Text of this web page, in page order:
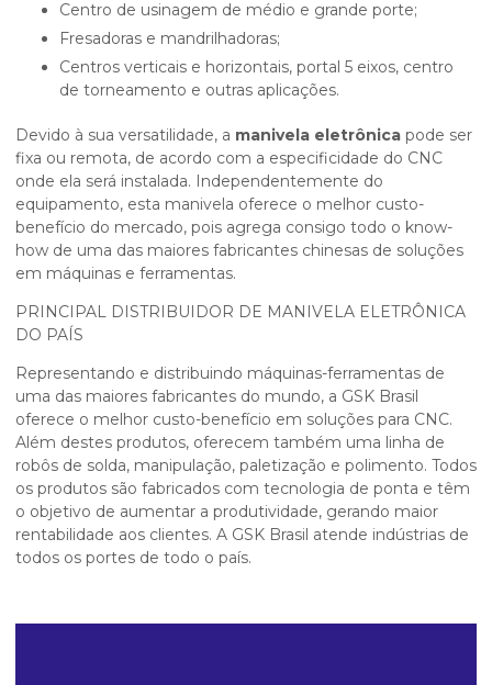
Centro de usinagem de médio e grande porte;
Fresadoras e mandrilhadoras;
Centros verticais e horizontais, portal 5 eixos, centro
de torneamento e outras aplicações.
Devido à sua versatilidade, a manivela eletrônica pode ser
fixa ou remota, de acordo com a especificidade do CNC
onde ela será instalada. Independentemente do
equipamento, esta manivela oferece o melhor custo-
benefício do mercado, pois agrega consigo todo o know-
how de uma das maiores fabricantes chinesas de soluções
em máquinas e ferramentas.
PRINCIPAL DISTRIBUIDOR DE MANIVELA ELETRÔNICA
DO PAÍS
Representando e distribuindo máquinas-ferramentas de
uma das maiores fabricantes do mundo, a GSK Brasil
oferece o melhor custo-benefício em soluções para CNC.
Além destes produtos, oferecem também uma linha de
robôs de solda, manipulação, paletização e polimento. Todos
os produtos são fabricados com tecnologia de ponta e têm
o objetivo de aumentar a produtividade, gerando maior
rentabilidade aos clientes. A GSK Brasil atende indústrias de
todos os portes de todo o país.